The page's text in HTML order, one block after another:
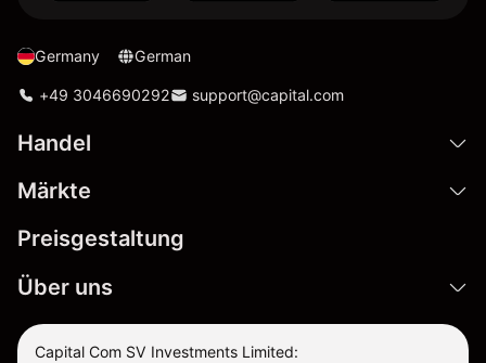
Germany German
+49 3046690292 support@capital.com
Handel
Märkte
Preisgestaltung
Über uns
Capital Com SV Investments Limited: